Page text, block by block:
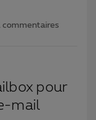
commentaires
pour
mail